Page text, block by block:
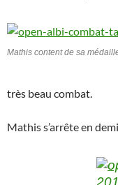
Mathis content de sa
très beau combat.
Mathis s’arrête en